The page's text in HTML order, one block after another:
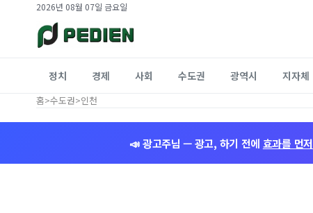
2026년 08월 07일 금요일
정치 경제 사회 수도권 광역시 지자체
홈>수도권>인천
📣 광고주님 — 광고, 하기 전에 효과를 먼저